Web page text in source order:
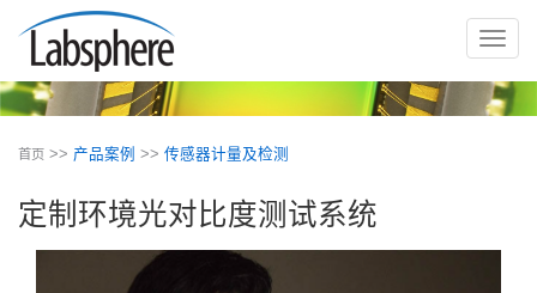
切
导
首页 >> 产品案例 >> 传感器计量及检测
定制环境光对比度测试系统